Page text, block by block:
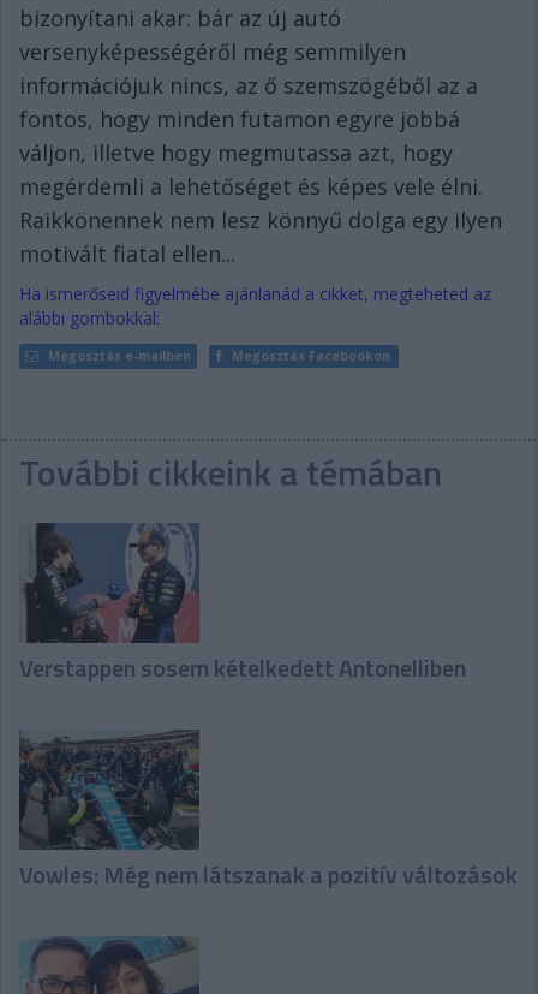
bizonyítani akar: bár az új autó
versenyképességéről még semmilyen
információjuk nincs, az ő szemszögéből az a
fontos, hogy minden futamon egyre jobbá
váljon, illetve hogy megmutassa azt, hogy
megérdemli a lehetőséget és képes vele élni.
Raikkönennek nem lesz könnyű dolga egy ilyen
motivált fiatal ellen...
Ha ismerőseid figyelmébe ajánlanád a cikket, megteheted az
alábbi gombokkal:
Megosztás e-mailben Megosztás Facebookon
További cikkeink a témában
Verstappen sosem kételkedett Antonelliben
Vowles: Még nem látszanak a pozitív változások